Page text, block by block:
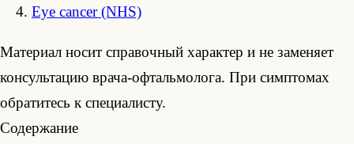
Eye cancer (NHS)
Материал носит справочный характер и не заменяет
консультацию врача-офтальмолога. При симптомах
обратитесь к специалисту.
Содержание